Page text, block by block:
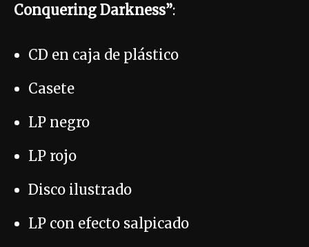
Conquering Darkness”:
CD en caja de plástico
Casete
LP negro
LP rojo
Disco ilustrado
LP con efecto salpicado